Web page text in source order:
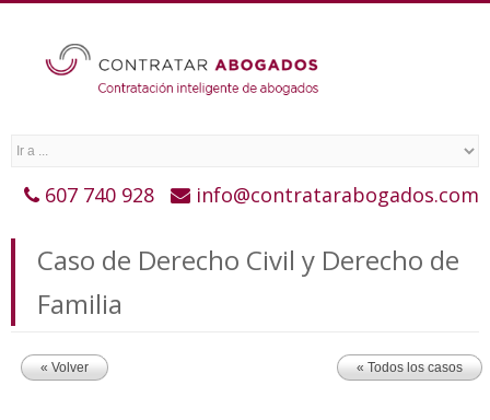
607 740 928 info@contratarabogados.com
Caso de Derecho Civil y Derecho de
Familia
« Volver « Todos los casos